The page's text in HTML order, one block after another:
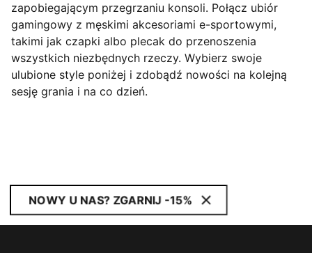
zapobiegającym przegrzaniu konsoli. Połącz ubiór
gamingowy z męskimi akcesoriami e-sportowymi,
takimi jak czapki albo plecak do przenoszenia
wszystkich niezbędnych rzeczy. Wybierz swoje
ulubione style poniżej i zdobądź nowości na kolejną
sesję grania i na co dzień.
NOWY U NAS? ZGARNIJ -15%